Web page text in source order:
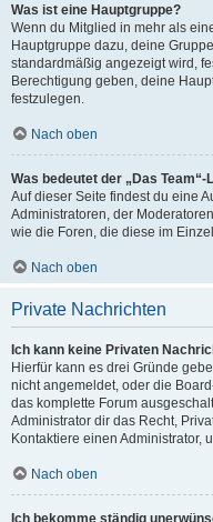
Was ist eine Hauptgruppe?
Wenn du Mitglied in mehr als
Hauptgruppe dazu, deine
standardmäßig angezeigt wird,
Berechtigung geben, deine
festzulegen.
Nach oben
Was bedeutet der „Das
Auf dieser Seite findest du eine
Administratoren, der
wie die Foren, die diese im
Nach oben
Private Nachrichten
Ich kann keine Privaten
Hierfür kann es drei Gründe
nicht angemeldet, oder die
das komplette Forum
Administrator dir das Recht,
Kontaktiere einen Administrator,
Nach oben
Ich bekomme ständig